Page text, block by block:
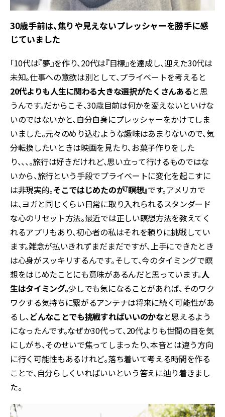
30歳手前は、焦りや見えないプレッシャーを勝手に感
じていました
「10代は『夢』を作り、20代は『目標』を達成し、迎えた30代は
未知。仕事への意欲は別として、プライベートを考えると
20代よりも人生に関わる大きな選択がたくさんあると思
うんです。だからこそ、30歳目前は何かを変えないといけな
いのではないかと、自分自身にプレッシャーをかけてしま
いました。元々のめり込むような趣味はあまりないので、気
分転換したいときは映画を見たり、お菓子作りをした
り、、、。旅行は好きだけれど、思い立って行けるものではな
いから、旅行という手段でプライベートに変化を起こすに
は非現実的。そこではじめたのが『瞑想』です。アメリカで
は、ヨガと同じくらい日常に取り入れられるスタンダード
な心のリセット方法。最近では正しい瞑想方法を教えてく
れるアプリもあり、初心者の私はそれを頼りに挑戦してい
ます。雑念が払いきれずまだまだですが、上手にできたとき
は心身がスッキリするんです。そして、今のタイミングで瞑
想をはじめたことにも意味があるんだと思っています。人
生はタイミング。少しでも気になることがあれば、そのワク
ワクする気持ちに繋がるアンテナは将来に続く可能性があ
るし、どんなことでも挑戦すればいいのかなと思えるよう
になったんです。なぜか30代って、20代よりも世間の目を気
にしがち、そのせいで焦ってしまったり、本音とは違う方向
に行く可能性もあるけれど。落ち着いて考える時間を作る
ことで、自分らしくいればいいという答えに辿り着きまし
た。